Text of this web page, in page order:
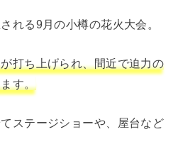
れる9月の小樽の花火大会。
打ち上げられ、間近で迫力の
す。
ステージショーや、屋台など